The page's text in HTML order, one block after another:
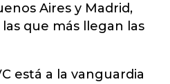
Aires y Madrid,
que más llegan las
está a la vanguardia